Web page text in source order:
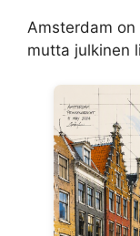
Amsterdam on
mutta julkinen